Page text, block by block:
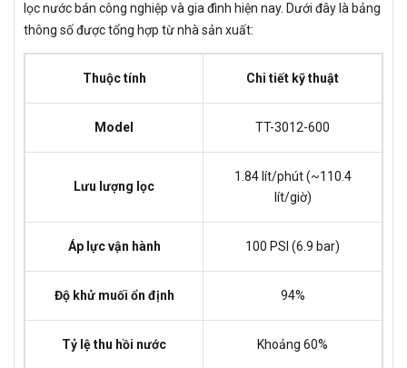
lọc nước bán công nghiệp và gia đình hiện nay. Dưới đây là bảng
thông số được tổng hợp từ nhà sản xuất:
Thuộc tính Chi tiết kỹ thuật
Model TT-3012-600
Lưu lượng lọc
1.84 lít/phút (~110.4
lít/giờ)
Áp lực vận hành 100 PSI (6.9 bar)
Độ khử muối ổn định 94%
Tỷ lệ thu hồi nước Khoảng 60%